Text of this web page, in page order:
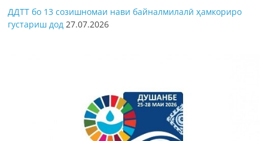
ДДТТ бо 13 созишномаи нави байналмилалӣ ҳамкориро
густариш дод 27.07.2026